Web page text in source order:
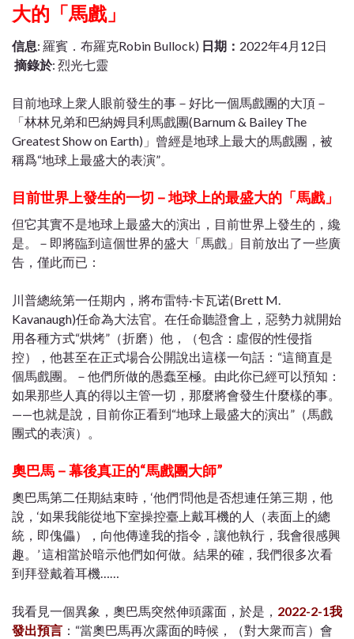
大的「馬戲」
信息: 羅賓．布羅克Robin Bullock) 日期： 2022年4月12日
摘錄於: 烈光七靈
目前地球上衆人眼前發生的事－好比一個馬戲團的大頂－
「林林兄弟和巴納姆貝利馬戲團(Barnum & Bailey The
Greatest Show on Earth)」曾經是地球上最大的馬戲團，被
稱爲“地球上最盛大的表演”。
目前世界上發生的一切－地球上的最盛大的「馬戲」
但它其實不是地球上最盛大的演出，目前世界上發生的，纔
是。－即將臨到這個世界的盛大「馬戲」目前放出了一些廣
告，僅此而已：
川普總統第一任期内，將布雷特·卡瓦诺(Brett M.
Kavanaugh)任命為大法官。在任命聽證會上，惡勢力就開始
用各種方式“烘烤”（折磨）他，（包含：虛假的性侵指
控），他甚至在正式場合公開說出這樣一句話：“這簡直是
個馬戲團。－他們所做的愚蠢至極。由此你已經可以預知：
如果那些人真的得以主管一切，那麼將會發生什麼樣的事。
——也就是說，目前你正看到“地球上最盛大的演出”（馬戲
團式的表演）。
奧巴馬－幕後真正的“馬戲團大師”
奧巴馬第二任期結束時，‘他們’問他是否想連任第三期，他
說，‘如果我能從地下室操控臺上戴耳機的人（表面上的總
統，即傀儡），向他傳達我的指令，讓他執行，我會很感興
趣。’ 這相當於暗示他們如何做。結果的確，我們很多次看
到拜登戴着耳機……
我看見一個異象，奧巴馬突然伸頭露面，於是， 2022-2-1我
發出預言 ：“當奧巴馬再次露面的時候，（對大衆而言）會